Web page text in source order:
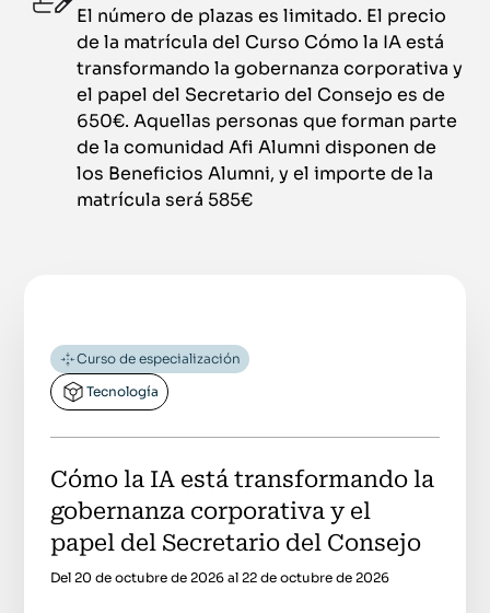
El número de plazas es limitado. El precio
de la matrícula del Curso Cómo la IA está
transformando la gobernanza corporativa y
el papel del Secretario del Consejo es de
650€. Aquellas personas que forman parte
de la comunidad Afi Alumni disponen de
los Beneficios Alumni, y el importe de la
matrícula será 585€
Curso de especialización
Tecnología
Cómo la IA está transformando la
gobernanza corporativa y el
papel del Secretario del Consejo
Del 20 de octubre de 2026 al 22 de octubre de 2026